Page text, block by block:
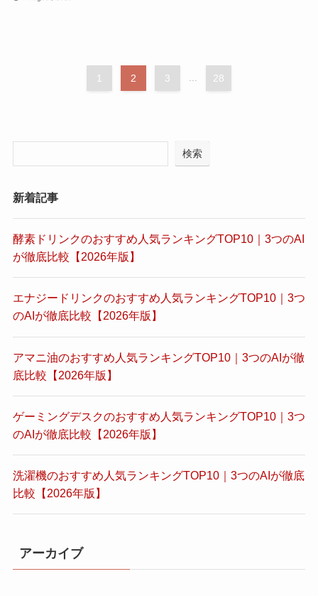
1 2 3 ... 28
検索
新着記事
酵素ドリンクのおすすめ人気ランキングTOP10｜3つのAI
が徹底比較【2026年版】
エナジードリンクのおすすめ人気ランキングTOP10｜3つ
のAIが徹底比較【2026年版】
アマニ油のおすすめ人気ランキングTOP10｜3つのAIが徹
底比較【2026年版】
ゲーミングデスクのおすすめ人気ランキングTOP10｜3つ
のAIが徹底比較【2026年版】
洗濯機のおすすめ人気ランキングTOP10｜3つのAIが徹底
比較【2026年版】
アーカイブ